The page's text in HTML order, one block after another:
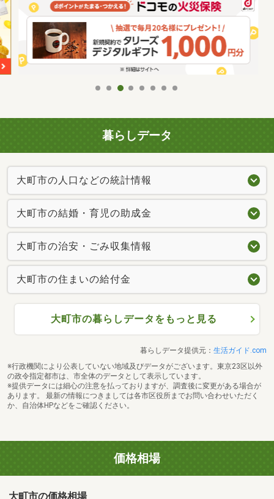
暮らしデータ
大町市の人口などの統計情報
大町市の結婚・育児の助成金
大町市の治安・ごみ収集情報
大町市の住まいの給付金
大町市の暮らしデータをもっと見る
暮らしデータ提供元： 生活ガイド.com
※行政機関により公表していない地域及びデータがございます。東京23区以外
の政令指定都市は、市全体のデータとして表示しています。
※提供データには細心の注意を払っておりますが、調査後に変更がある場合が
あります。 最新の情報につきましては各市区役所までお問い合わせいただく
か、自治体HPなどをご確認ください。
価格相場
大町市の価格相場